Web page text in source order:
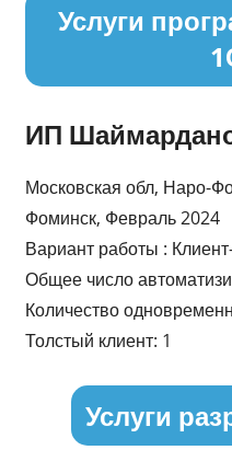
Услуги
ИП
Московская обл, Наро-
Фоминск, Февраль 2024
Вариант работы :
Общее число
Количество
Толстый клиент: 1
Услуги